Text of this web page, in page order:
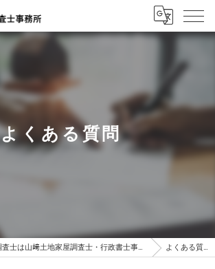
よくある質問
石川県の土地家屋調査士は山﨑土地家屋調査士・行政書士事務所 よくある質問